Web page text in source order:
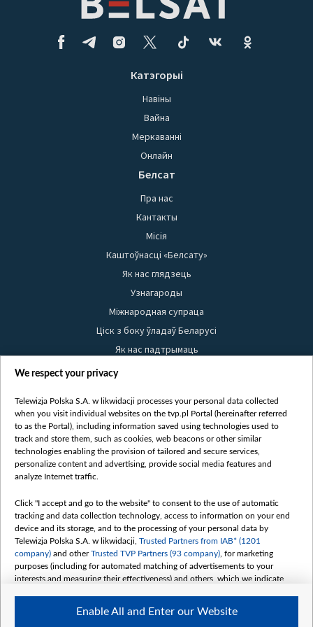
Катэгорыі
Навіны
Вайна
Меркаванні
Онлайн
Белсат
Пра нас
Кантакты
Місія
Каштоўнасці «Белсату»
Як нас глядзець
Узнагароды
Міжнародная супраца
Ціск з боку ўладаў Беларусі
Як нас падтрымаць
Правілы выкарыстання матэрыялаў
Бяспека
Youtube
Белсат news
Белсат Shorts
Жэстачайшы мульт
Belsat English
Biełsat PL
Белсат Now
Белсат History
Белсат Music
Белсат Doc
We respect your privacy
Telewizja Polska S.A. w likwidacji processes your personal data collected
when you visit individual websites on the tvp.pl Portal (hereinafter referred
to as the Portal), including information saved using technologies used to
track and store them, such as cookies, web beacons or other similar
technologies enabling the provision of tailored and secure services,
personalize content and advertising, provide social media features and
analyze Internet traffic.
Click "I accept and go to the website" to consent to the use of automatic
tracking and data collection technology, access to information on your end
device and its storage, and to the processing of your personal data by
Telewizja Polska S.A. w likwidacji, Trusted Partners from IAB* (1201
company) and otherTrusted TVP Partners (93 company) , for marketing
purposes (including for automated matching of advertisements to your
interests and measuring their effectiveness) and others, which we indicate
The purposes of processing your data by TVP S.A. w likwidacji are as
Enable All and Enter our Website